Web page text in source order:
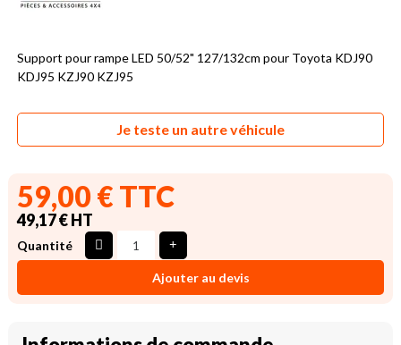
Support pour rampe LED 50/52" 127/132cm pour Toyota KDJ90
KDJ95 KZJ90 KZJ95
Je teste un autre véhicule
59,00 € TTC
49,17 € HT
Quantité
Ajouter au devis